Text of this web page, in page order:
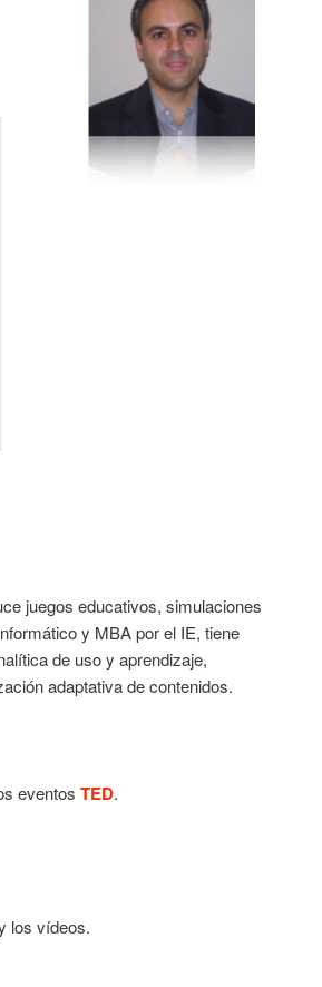
juegos educativos, simulaciones
y MBA por el IE, tiene
de uso y aprendizaje,
adaptativa de contenidos.
eventos TED.
los vídeos.